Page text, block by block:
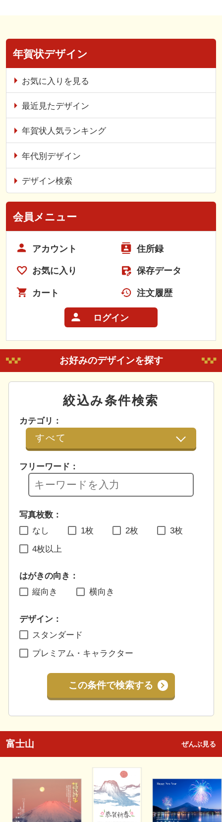
年賀状デザイン
お気に入りを見る
最近見たデザイン
年賀状人気ランキング
年代別デザイン
デザイン検索
会員メニュー
アカウント 住所録
お気に入り 保存データ
カート 注文履歴
ログイン
お好みのデザインを探す
絞込み条件検索
カテゴリ：
フリーワード：
写真枚数：
なし
1枚 2枚 3枚
4枚以上
はがきの向き：
縦向き
横向き
デザイン：
スタンダード
プレミアム・キャラクター
この条件で検索する
富士山 ぜんぶ見る